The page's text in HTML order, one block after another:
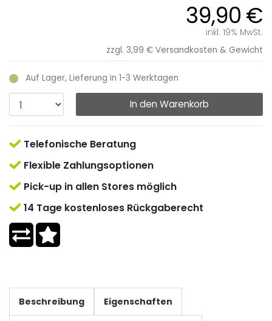
39,90 €
inkl. 19% MwSt.
zzgl. 3,99 € Versandkosten & Gewicht
Auf Lager, Lieferung in 1-3 Werktagen
In den Warenkorb
Telefonische Beratung
Flexible Zahlungsoptionen
Pick-up in allen Stores möglich
14 Tage kostenloses Rückgaberecht
Beschreibung Eigenschaften